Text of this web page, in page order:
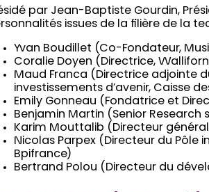
par Jean-Baptiste Gourdin,
issues de la filière de la
Yvan Boudillet (Co-Fondateur,
Coralie Doyen (Directrice,
Maud Franca (Directrice adjointe
investissements d’avenir, Caisse
Emily Gonneau (Fondatrice et
Benjamin Martin (Senior Research
Karim Mouttalib (Directeur
Nicolas Parpex (Directeur du Pôle
Bpifrance)
Bertrand Polou (Directeur du